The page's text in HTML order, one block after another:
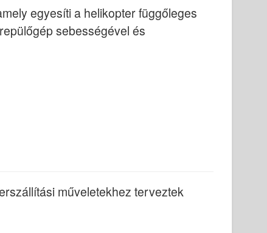
egyesíti a helikopter függőleges
sebességével és
műveletekhez terveztek